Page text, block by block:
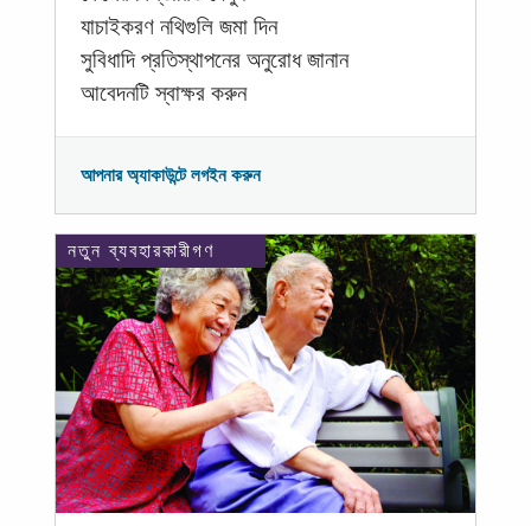
যাচাইকরণ নথিগুলি জমা দিন
সুবিধাদি প্রতিস্থাপনের অনুরোধ জানান
আবেদনটি স্বাক্ষর করুন
আপনার অ্যাকাউন্টে লগইন করুন
নতুন ব্যবহারকারীগণ